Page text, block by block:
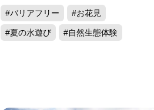
#バリアフリー #お花見
#夏の水遊び #自然生態体験